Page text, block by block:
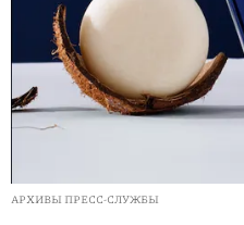
АРХИВЫ ПРЕСС-СЛУЖБЫ